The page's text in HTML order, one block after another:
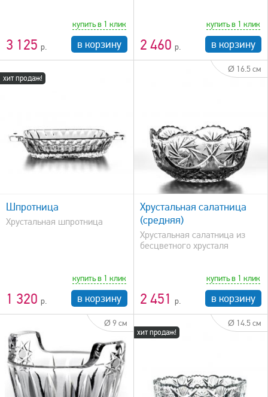
3 125
купить в 1 клик
в корзину 2 460
купить в 1 клик
в корзину
хит продаж!
Шпротница
Хрустальная шпротница
1 320
купить в 1 клик
в корзину
Ø 16.5 см
Хрустальная салатница
(средняя)
Хрустальная салатница из
бесцветного хрусталя
2 451
купить в 1 клик
в корзину
Ø 9 см
хит продаж!
Ø 14.5 см